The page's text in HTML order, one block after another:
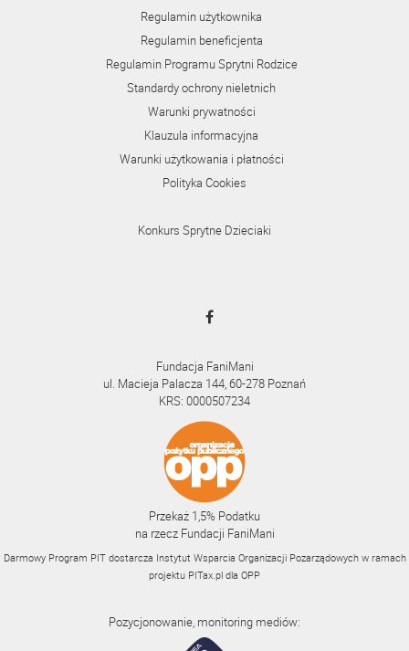
Regulamin użytkownika
Regulamin beneficjenta
Regulamin Programu Sprytni Rodzice
Standardy ochrony nieletnich
Warunki prywatności
Klauzula informacyjna
Warunki użytkowania i płatności
Polityka Cookies
Konkurs Sprytne Dzieciaki
Fundacja FaniMani
ul. Macieja Palacza 144, 60-278 Poznań
KRS: 0000507234
Przekaż 1,5% Podatku
na rzecz Fundacji FaniMani
Darmowy Program PIT dostarcza Instytut Wsparcia Organizacji Pozarządowych w ramach
projektu PITax.pl dla OPP
Pozycjonowanie, monitoring mediów: